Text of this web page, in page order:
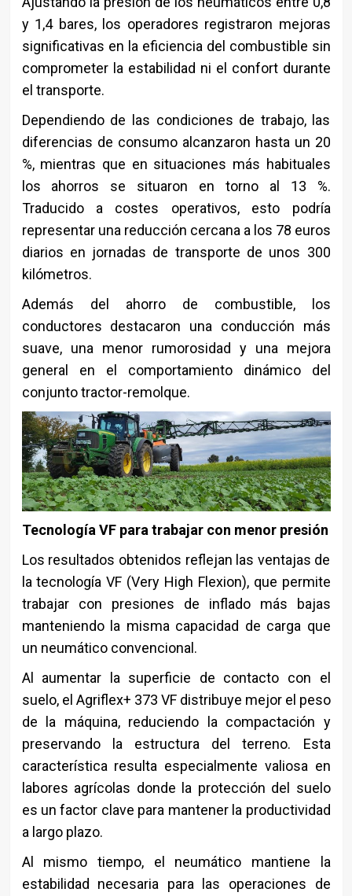
y 1,4 bares, los operadores registraron mejoras
significativas en la eficiencia del combustible sin
comprometer la estabilidad ni el confort durante
el transporte.
Dependiendo de las condiciones de trabajo, las
diferencias de consumo alcanzaron hasta un 20
%, mientras que en situaciones más habituales
los ahorros se situaron en torno al 13 %.
Traducido a costes operativos, esto podría
representar una reducción cercana a los 78 euros
diarios en jornadas de transporte de unos 300
kilómetros.
Además del ahorro de combustible, los
conductores destacaron una conducción más
suave, una menor rumorosidad y una mejora
general en el comportamiento dinámico del
conjunto tractor-remolque.
Tecnología VF para trabajar con menor presión
Los resultados obtenidos reflejan las ventajas de
la tecnología VF (Very High Flexion), que permite
trabajar con presiones de inflado más bajas
manteniendo la misma capacidad de carga que
un neumático convencional.
Al aumentar la superficie de contacto con el
suelo, el Agriflex+ 373 VF distribuye mejor el peso
de la máquina, reduciendo la compactación y
preservando la estructura del terreno. Esta
característica resulta especialmente valiosa en
labores agrícolas donde la protección del suelo
es un factor clave para mantener la productividad
a largo plazo.
Al mismo tiempo, el neumático mantiene la
estabilidad necesaria para las operaciones de